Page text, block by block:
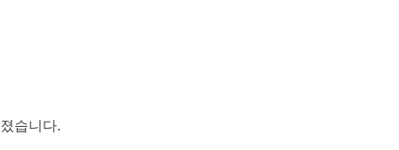
습니다.